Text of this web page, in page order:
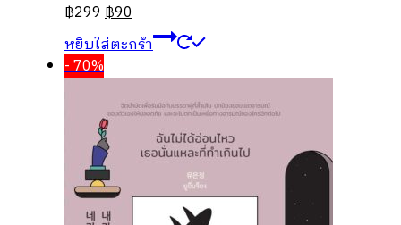
฿299฿90
หยิบใส่ตะกร้า
- 70%